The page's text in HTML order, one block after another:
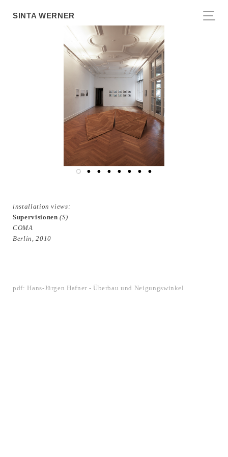
SINTA WERNER
installation views:
Supervisionen (S)
COMA
Berlin, 2010
pdf: Hans-Jürgen Hafner - Überbau und Neigungswinkel